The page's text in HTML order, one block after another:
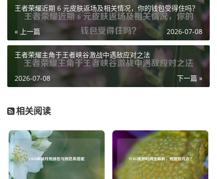
具或隐藏的通道，等待着有心人的发现，在这个迷宫世界
里，玩家需要凭借自己的智慧和勇气,一步一步地揭开它神秘
的面纱。
除了迷宫本身的探索乐趣，《迷宫生活》在 Steam 上还拥有
丰富多样的角色养成系统，玩家可以自定义角色的外貌、技
能和属性，让角色在迷宫冒险中逐渐成长和强大，通过不断
地战斗、收集经验和升级，解锁新的能力和装备，使角色能
制，让玩家不仅仅是在玩游戏,更是在塑造属于自己的冒险传
奇。
在社交互动方面，Steam 平台为《迷宫生活》提供了广阔的
空间，玩家可以与好友组队，共同探索迷宫，互相协作、互
相支持，在团队中，不同的角色发挥着各自的优势，通过默
王者荣耀近期 6 元皮肤返场及相关情况，你的钱包受得住吗？
« 上一篇 2026-07-08
王者荣耀主角于王者峡谷激战中遇敌应对之法
下一篇 »
2026-07-08
相关阅读